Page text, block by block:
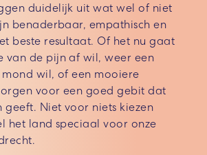
duidelijk uit wat wel of niet
benaderbaar, empathisch en
beste resultaat. Of het nu gaat
van de pijn af wil, weer een
mond wil, of een mooiere
voor een goed gebit dat
geeft. Niet voor niets kiezen
het land speciaal voor onze